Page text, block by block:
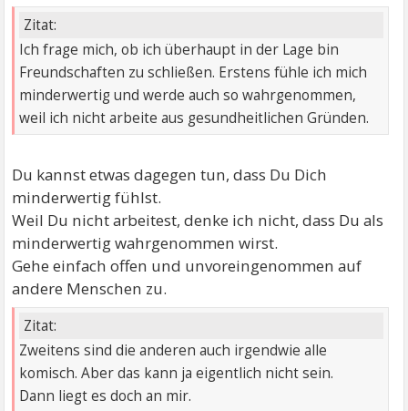
Zitat:
Ich frage mich, ob ich überhaupt in der Lage bin
Freundschaften zu schließen. Erstens fühle ich mich
minderwertig und werde auch so wahrgenommen,
weil ich nicht arbeite aus gesundheitlichen Gründen.
Du kannst etwas dagegen tun, dass Du Dich
minderwertig fühlst.
Weil Du nicht arbeitest, denke ich nicht, dass Du als
minderwertig wahrgenommen wirst.
Gehe einfach offen und unvoreingenommen auf
andere Menschen zu.
Zitat:
Zweitens sind die anderen auch irgendwie alle
komisch. Aber das kann ja eigentlich nicht sein.
Dann liegt es doch an mir.